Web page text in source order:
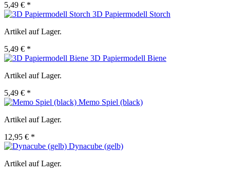
5,49 € *
3D Papiermodell Storch
Artikel auf Lager.
5,49 € *
3D Papiermodell Biene
Artikel auf Lager.
5,49 € *
Memo Spiel (black)
Artikel auf Lager.
12,95 € *
Dynacube (gelb)
Artikel auf Lager.